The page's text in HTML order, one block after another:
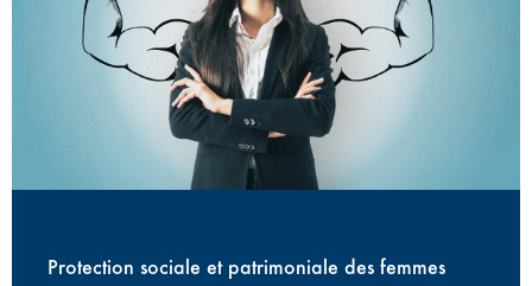
Protection sociale et patrimoniale des femmes